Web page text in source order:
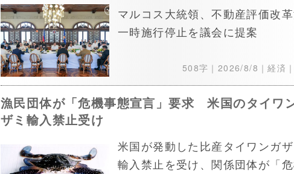
マルコス大統領、不動産評価改
一時施行停止を議会に提案
508字｜ 2026/8/8 ｜経済｜
漁民団体が「危機事態宣言」要求 米国のタイワ
ザミ輸入禁止受け
米国が発動した比産タイワンガ
輸入禁止を受け、関係団体が「